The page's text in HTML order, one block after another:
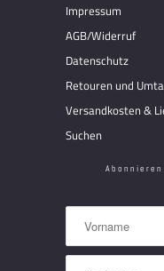
Impressum
AGB/Widerruf
Datenschutz
Retouren und
Versandkosten &
Suchen